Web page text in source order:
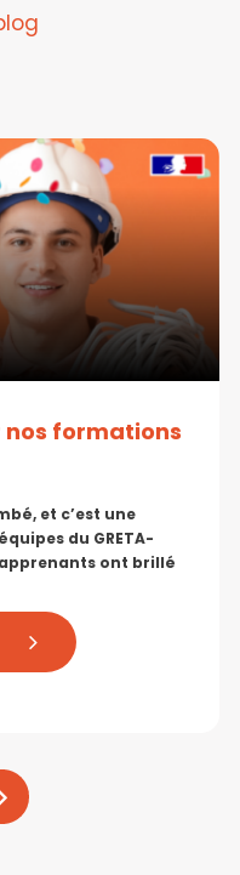
nos formations
et c’est une
du GRETA-
apprenants ont brillé